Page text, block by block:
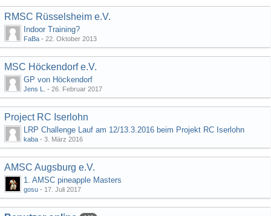
RMSC Rüsselsheim e.V.
Indoor Training?
FaBa - 22. Oktober 2013
MSC Höckendorf e.V.
GP von Höckendorf
Jens L. - 26. Februar 2017
Project RC Iserlohn
LRP Challenge Lauf am 12/13.3.2016 beim Projekt RC Iserlohn
kaba - 3. März 2016
AMSC Augsburg e.V.
1. AMSC pineapple Masters
gosu - 17. Juli 2017